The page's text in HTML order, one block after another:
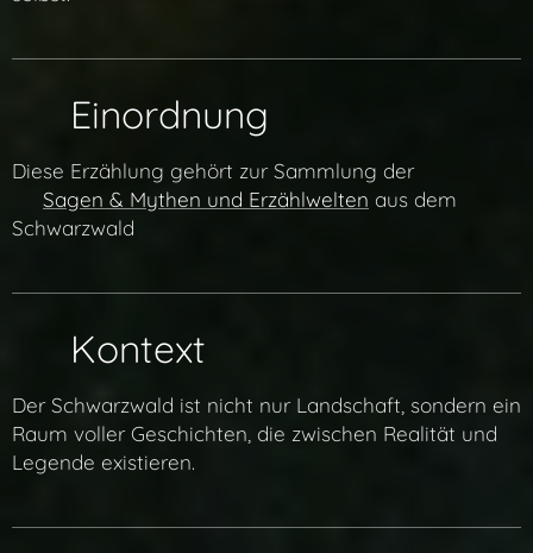
🧭 Einordnung
Diese Erzählung gehört zur Sammlung der
Sagen & Mythen und Erzählwelten aus dem
Schwarzwald
🌐 Kontext
Der Schwarzwald ist nicht nur Landschaft, sondern ein
Raum voller Geschichten, die zwischen Realität und
Legende existieren.